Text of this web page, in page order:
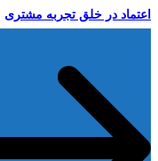
اعتماد در خلق تجربه مشتری